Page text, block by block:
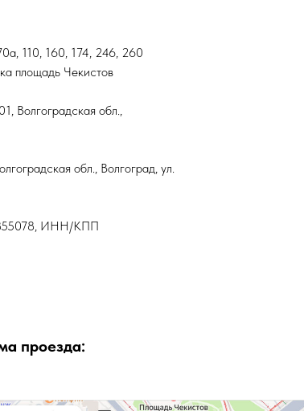
110, 160, 174, 246, 260
площадь Чекистов
Волгоградская обл.,
обл., Волгоград, ул.
ИНН/КПП
проезда: